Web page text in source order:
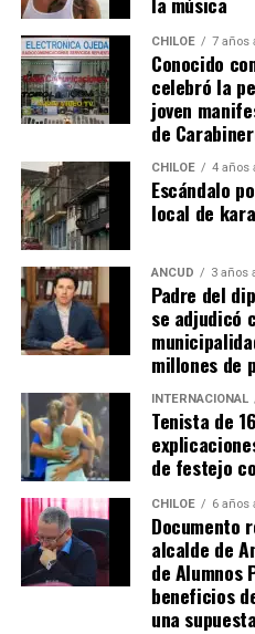
trabajo al portero Franco
figura fue el guardametas
quien tuvo tres
River buscaba de todas las
pero algo siempre se lo
tiempo, Nicolás De la Cruz
media distancia que llevaba
‘Chiquito’ con un manotazo
Luego,Pablo Solari,
cruzado y la pelota pegó en
anticipo de lo ocurriría en
A los 90+2 minutos, el juez
favor del elenco
‘Pibe’ Solari quien se
colombiano Miguel Borja
máxima en gol
Tras el tanto del delantero
visitantes arremetieron
argumentando que un
les gritó el
CHILOE 7 años
Conocido
celebró la
joven
de
CHILOE 4 años
Escándalo
local de
ANCUD 3 años
Padre del
se adjudicó
millones de
INTERNACIONAL
Tenista de
de festejo
CHILOE 6 años
Documento
alcalde de
de
beneficios
una